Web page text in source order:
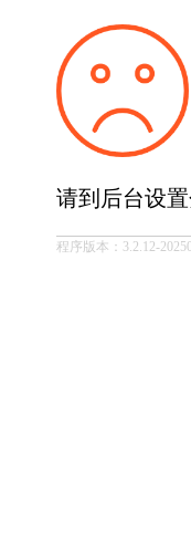
请到后台设
程序版本：3.2.12-